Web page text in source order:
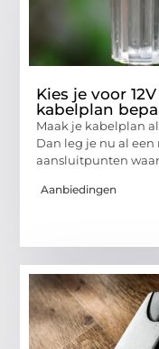
Kies je voor
kabelplan
Maak je kabelplan
Dan leg je nu al
aansluitpunten
Aanbiedingen